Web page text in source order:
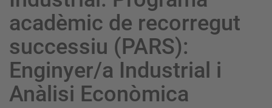
acadèmic de recorregut
successiu (PARS):
Enginyer/a Industrial i
Anàlisi Econòmica